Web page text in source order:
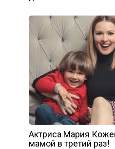
Актриса Мария
мамой в третий раз!